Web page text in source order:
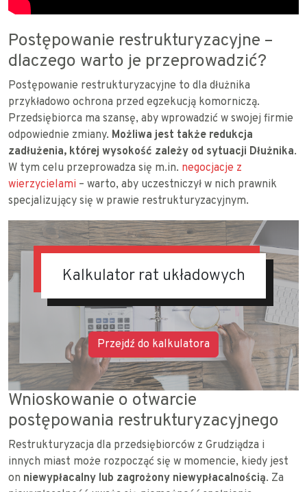
Postępowanie restrukturyzacyjne –
dlaczego warto je przeprowadzić?
Postępowanie restrukturyzacyjne to dla dłużnika
przykładowo ochrona przed egzekucją komorniczą.
Przedsiębiorca ma szansę, aby wprowadzić w swojej firmie
odpowiednie zmiany. Możliwa jest także redukcja
zadłużenia, której wysokość zależy od sytuacji Dłużnika.
W tym celu przeprowadza się m.in. negocjacje z
wierzycielami – warto, aby uczestniczył w nich prawnik
specjalizujący się w prawie restrukturyzacyjnym.
Kalkulator rat układowych
Przejdź do kalkulatora
Wnioskowanie o otwarcie
postępowania restrukturyzacyjnego
Restrukturyzacja dla przedsiębiorców z Grudziądza i
innych miast może rozpocząć się w momencie, kiedy jest
on niewypłacalny lub zagrożony niewypłacalnością. Za